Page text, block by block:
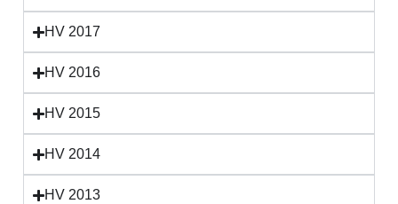
HV 2017
HV 2016
HV 2015
HV 2014
HV 2013